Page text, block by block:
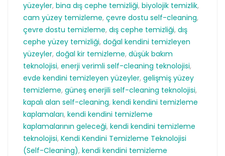
yüzeyler, bina dış cephe temizliği, biyolojik temizlik,
cam yüzey temizleme, çevre dostu self-cleaning,
çevre dostu temizleme, dış cephe temizliği, dış
cephe yüzey temizliği, doğal kendini temizleyen
yüzeyler, doğal kir temizleme, düşük bakım
teknolojisi, enerji verimli self-cleaning teknolojisi,
evde kendini temizleyen yüzeyler, gelişmiş yüzey
temizleme, güneş enerjili self-cleaning teknolojisi,
kapalı alan self-cleaning, kendi kendini temizleme
kaplamaları, kendi kendini temizleme
kaplamalarının geleceği, kendi kendini temizleme
teknolojisi, Kendi Kendini Temizleme Teknolojisi
(Self-Cleaning), kendi kendini temizleme